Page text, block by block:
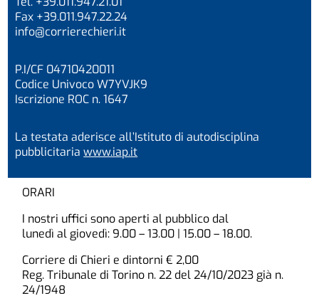
Fax +39.011.947.22.24
info@corrierechieri.it
P.I/CF 04710420011
Codice Univoco W7YVJK9
Iscrizione ROC n. 1647
La testata aderisce all’Istituto di autodisciplina
pubblicitariawww.iap.it
ORARI
I nostri uffici sono aperti al pubblico dal
lunedì al giovedì: 9.00 – 13.00 | 15.00 – 18.00.
Corriere di Chieri e dintorni € 2,00
Reg. Tribunale di Torino n. 22 del 24/10/2023 già n.
24/1948